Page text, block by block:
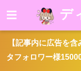
デ
【記事内に広告を
タフォロワー様